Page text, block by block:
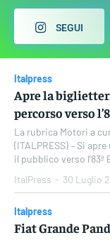
SEGUI
Italpress
Apre la
percorso verso
La rubrica Motori a cura
(ITALPRESS) – Si
il pubblico verso
ItalPress - 30 Luglio
Italpress
Fiat Grande